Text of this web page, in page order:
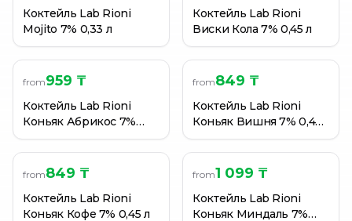
Коктейль Lab Rioni
Mojito 7% 0,33 л
Коктейль Lab Rioni
Виски Кола 7% 0,45 л
from959 ₸
Коктейль Lab Rioni
Коньяк Абрикос 7%
0,45 л
from849 ₸
Коктейль Lab Rioni
Коньяк Вишня 7% 0,45
л
from849 ₸
Коктейль Lab Rioni
Коньяк Кофе 7% 0,45 л
from1 099 ₸
Коктейль Lab Rioni
Коньяк Миндаль 7%